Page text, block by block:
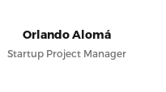
Orlando Alomá
Startup Project Manager